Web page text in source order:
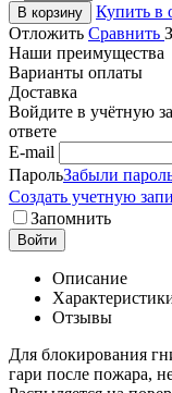
В корзину
Купить в
Отложить Сравнить
Наши преимущества
Варианты оплаты
Доставка
Войдите в учётную
ответе
E-mail
ПарольЗабыли
Создать учетную
Запомнить
Войти
Описание
Отзывы
Для блокирования
гари после пожара,